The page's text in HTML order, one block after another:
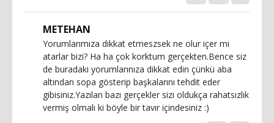
METEHAN
Yorumlarımıza dikkat etmeszsek ne olur içer mi
atarlar bizi? Ha ha çok korktum gerçekten.Bence siz
de buradaki yorumlarınıza dikkat edin çünkü aba
altından sopa gösterip başkalarını tehdit eder
gibisiniz.Yazılan bazı gerçekler sizi oldukça rahatsızlık
vermiş olmalı ki böyle bir tavır içindesiniz :)